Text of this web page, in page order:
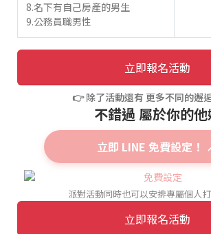
8.名下有自己房產的男生
9.公務員職男性
立即報名活動
👉 除了活動還有 更多不同的邂
不錯過 屬於你的他
立即 LINE 免費設定！
派對活動同時也可以安排專屬個人
立即報名活動